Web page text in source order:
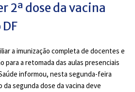
2ª dose da vacina
a imunização completa de docentes e
para a retomada das aulas presenciais
informou, nesta segunda-feira
da segunda dose da vacina deve